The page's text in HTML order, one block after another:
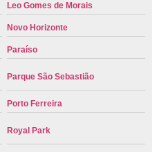
Leo Gomes de Morais
Novo Horizonte
Paraíso
Parque São Sebastião
Porto Ferreira
Royal Park